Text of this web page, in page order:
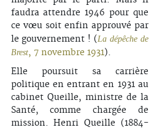
faudra attendre 1946 pour que
ce vœu soit enfin approuvé par
le gouvernement ! (La dépêche de
Brest, 7 novembre 1931).
Elle poursuit sa carrière
politique en entrant en 1931 au
cabinet Queille, ministre de la
Santé, comme chargée de
mission. Henri Queille (1884-